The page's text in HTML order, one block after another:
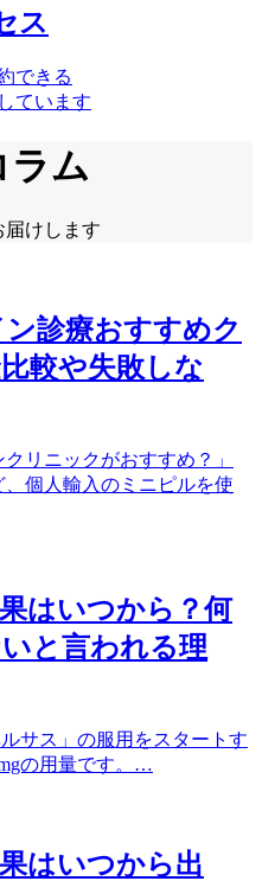
ス
できる
ています
ラム
届けします
診療おすすめク
較や失敗しな
リニックがおすすめ？」
、個人輸入のミニピルを使
はいつから？何
と言われる理
サス」の服用をスタートす
の用量です。…
はいつから出